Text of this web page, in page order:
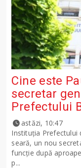
Cine este
secretar
Prefectului
astăzi, 10:47
Instituția Prefectului
seară, un nou
funcție după
p...